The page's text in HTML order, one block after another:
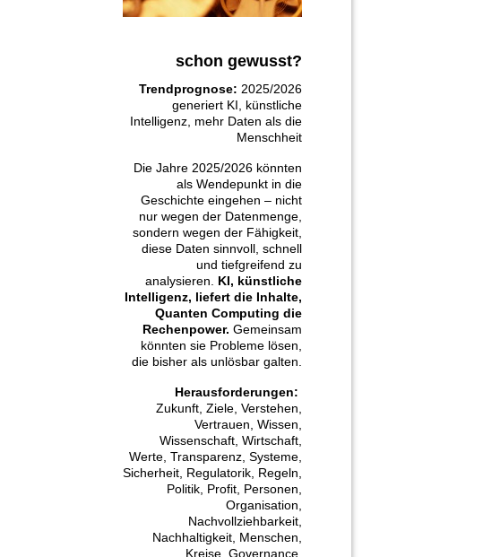
schon gewusst?
Trendprognose: 2025/2026
generiert KI, künstliche
Intelligenz, mehr Daten als die
Menschheit
Die Jahre 2025/2026 könnten
als Wendepunkt in die
Geschichte eingehen – nicht
nur wegen der Datenmenge,
sondern wegen der Fähigkeit,
diese Daten sinnvoll, schnell
und tiefgreifend zu
analysieren. KI, künstliche
Intelligenz, liefert die Inhalte,
Quanten Computing die
Rechenpower. Gemeinsam
könnten sie Probleme lösen,
die bisher als unlösbar galten.
Herausforderungen:
Zukunft, Ziele, Verstehen,
Vertrauen, Wissen,
Wissenschaft, Wirtschaft,
Werte, Transparenz, Systeme,
Sicherheit, Regulatorik, Regeln,
Politik, Profit, Personen,
Organisation,
Nachvollziehbarkeit,
Nachhaltigkeit, Menschen,
Kreise, Governance,